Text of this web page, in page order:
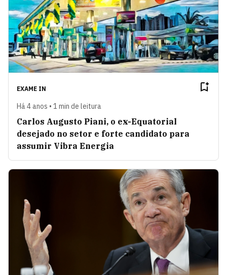
EXAME IN
Há 4 anos • 1 min de leitura
Carlos Augusto Piani, o ex-Equatorial
desejado no setor e forte candidato para
assumir Vibra Energia